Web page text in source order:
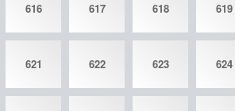
616 617 618 619
621 622 623 624